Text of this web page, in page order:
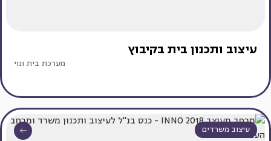
עיצוב ותכנון בית בקיבוץ
מערכת בית ונוי
עיצוב משרדים